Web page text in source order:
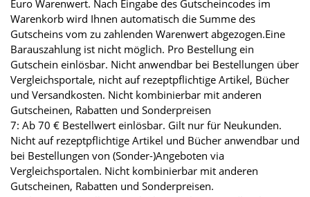
Euro Warenwert. Nach Eingabe des Gutscheincodes im
Warenkorb wird Ihnen automatisch die Summe des
Gutscheins vom zu zahlenden Warenwert abgezogen.Eine
Barauszahlung ist nicht möglich. Pro Bestellung ein
Gutschein einlösbar. Nicht anwendbar bei Bestellungen über
Vergleichsportale, nicht auf rezeptpflichtige Artikel, Bücher
und Versandkosten. Nicht kombinierbar mit anderen
Gutscheinen, Rabatten und Sonderpreisen
7: Ab 70 € Bestellwert einlösbar. Gilt nur für Neukunden.
Nicht auf rezeptpflichtige Artikel und Bücher anwendbar und
bei Bestellungen von (Sonder-)Angeboten via
Vergleichsportalen. Nicht kombinierbar mit anderen
Gutscheinen, Rabatten und Sonderpreisen.